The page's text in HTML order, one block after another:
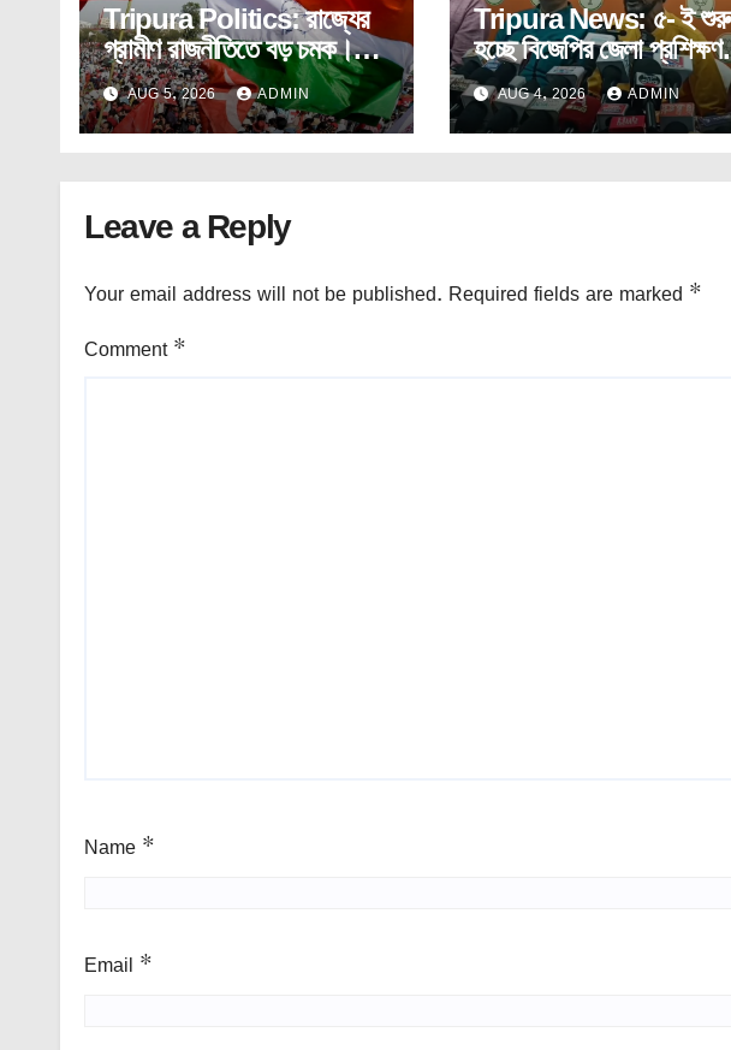
Tripura Politics: রাজ্যের
গ্রামীণ রাজনীতিতে বড় চমক।
কংগ্রেস – সিপিআইএম যৌথ
ভাবে দখল করলো পঞ্চায়েত।
AUG 5, 2026 ADMIN
Tripura News: ৫- ই শুরু
হচ্ছে বিজেপির জেলা প্রশিক্ষণ
কর্মসূচি।
AUG 4, 2026 ADMIN
Leave a Reply
Your email address will not be published. Required fields are marked *
Comment *
Name *
Email *